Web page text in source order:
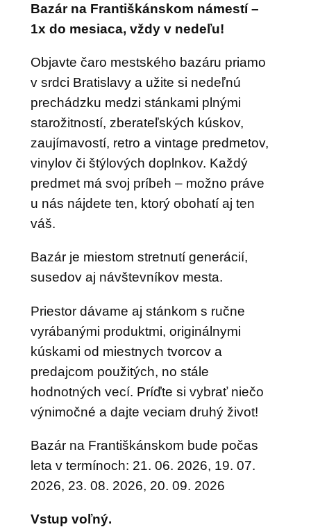
Bazár na Františkánskom námestí –
1x do mesiaca, vždy v nedeľu!
Objavte čaro mestského bazáru priamo
v srdci Bratislavy a užite si nedeľnú
prechádzku medzi stánkami plnými
starožitností, zberateľských kúskov,
zaujímavostí, retro a vintage predmetov,
vinylov či štýlových doplnkov. Každý
predmet má svoj príbeh – možno práve
u nás nájdete ten, ktorý obohatí aj ten
váš.
Bazár je miestom stretnutí generácií,
susedov aj návštevníkov mesta.
Priestor dávame aj stánkom s ručne
vyrábanými produktmi, originálnymi
kúskami od miestnych tvorcov a
predajcom použitých, no stále
hodnotných vecí. Príďte si vybrať niečo
výnimočné a dajte veciam druhý život!
Bazár na Františkánskom bude počas
leta v termínoch: 21. 06. 2026, 19. 07.
2026, 23. 08. 2026, 20. 09. 2026
Vstup voľný.